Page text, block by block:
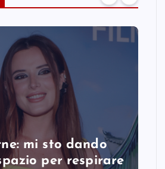
mi sto dando
per respirare